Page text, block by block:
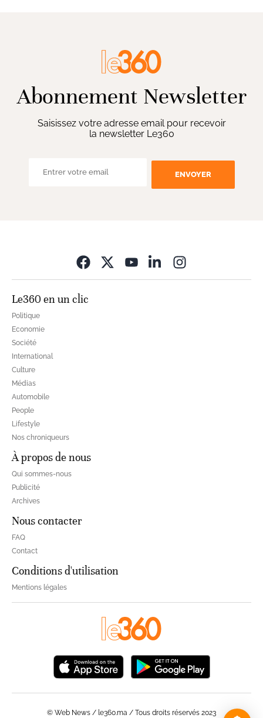
Abonnement Newsletter
Saisissez votre adresse email pour recevoir
la newsletter Le360
ENVOYER
Le360 en un clic
Politique
Economie
Société
International
Culture
Médias
Automobile
People
Lifestyle
Nos chroniqueurs
À propos de nous
Qui sommes-nous
Publicité
Archives
Nous contacter
FAQ
Contact
Conditions d'utilisation
Mentions légales
© Web News / le360.ma / Tous droits réservés 2023